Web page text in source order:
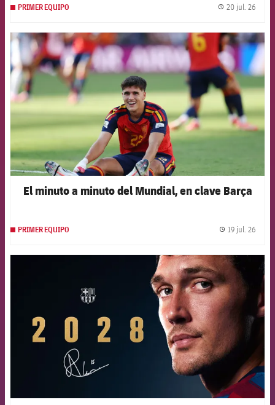
PRIMER EQUIPO 20 jul. 26
FCB Barcelona badge
El minuto a minuto del Mundial, en clave Barça
PRIMER EQUIPO 19 jul. 26
FCB Barcelona badge